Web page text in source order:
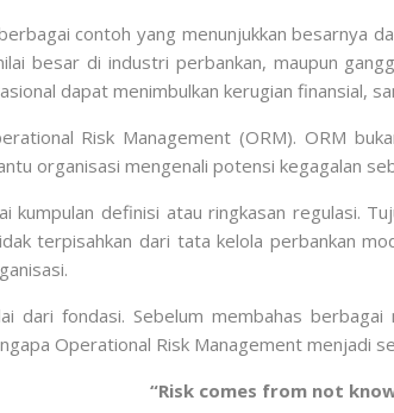
contoh yang menunjukkan besarnya
besar di industri perbankan, maupun
dapat menimbulkan kerugian finansial,
Risk Management (ORM). ORM
organisasi mengenali potensi kegagalan
kumpulan definisi atau ringkasan regulasi.
terpisahkan dari tata kelola perbankan
dari fondasi. Sebelum membahas
Operational Risk Management menjadi
“Risk comes from not